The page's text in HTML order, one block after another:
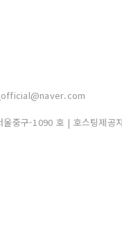
울중구-1090 호 | 호스팅제공